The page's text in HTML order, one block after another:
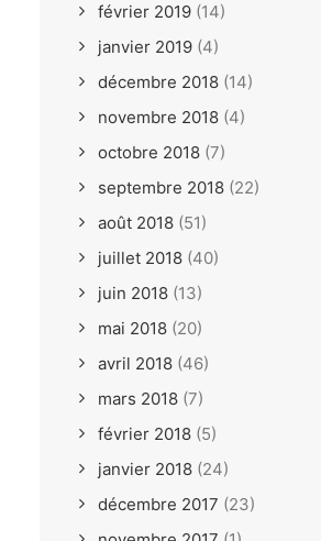
février 2019 (14)
janvier 2019 (4)
décembre 2018 (14)
novembre 2018 (4)
octobre 2018 (7)
septembre 2018 (22)
août 2018 (51)
juillet 2018 (40)
juin 2018 (13)
mai 2018 (20)
avril 2018 (46)
mars 2018 (7)
février 2018 (5)
janvier 2018 (24)
décembre 2017 (23)